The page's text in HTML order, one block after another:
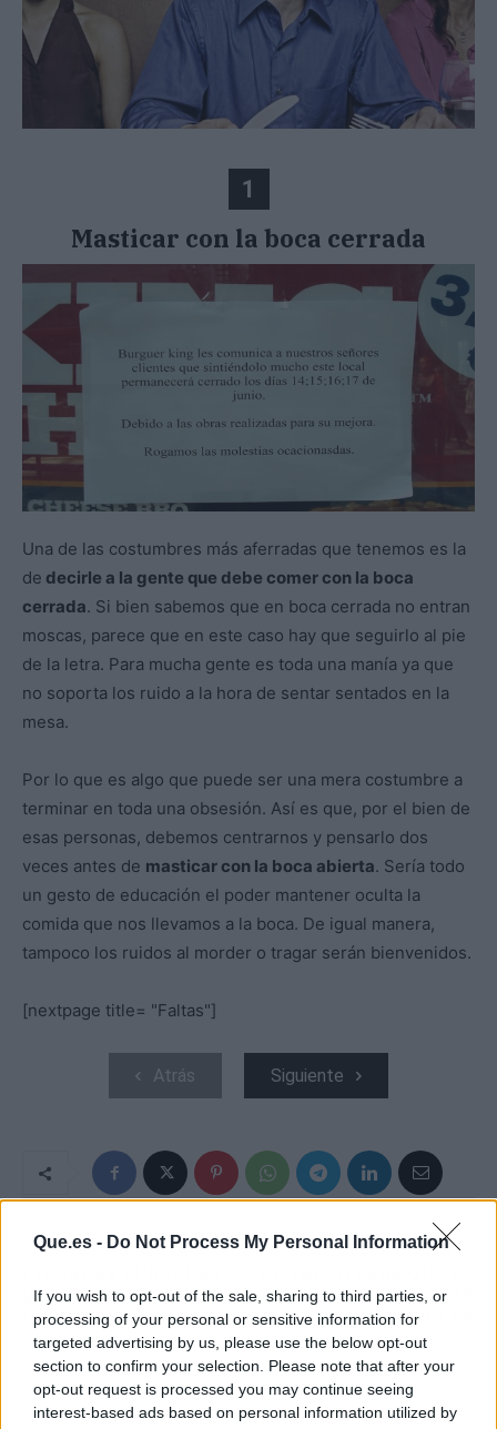
Que.es - Do Not Process My Personal Information
If you wish to opt-out of the sale, sharing to third parties, or
processing of your personal or sensitive information for
targeted advertising by us, please use the below opt-out
section to confirm your selection. Please note that after your
opt-out request is processed you may continue seeing
interest-based ads based on personal information utilized by
1
Masticar con la boca cerrada
Una de las costumbres más aferradas que tenemos es la
de decirle a la gente que debe comer con la boca
cerrada. Si bien sabemos que en boca cerrada no entran
moscas, parece que en este caso hay que seguirlo al pie
de la letra. Para mucha gente es toda una manía ya que
no soporta los ruido a la hora de sentar sentados en la
mesa.
Por lo que es algo que puede ser una mera costumbre a
terminar en toda una obsesión. Así es que, por el bien de
esas personas, debemos centrarnos y pensarlo dos
veces antes de masticar con la boca abierta. Sería todo
un gesto de educación el poder mantener oculta la
comida que nos llevamos a la boca. De igual manera,
tampoco los ruidos al morder o tragar serán bienvenidos.
[nextpage title= "Faltas"]
Atrás Siguiente
ARTÍCULO ANTERIOR
QUE PARECEN DE
CUENTO
ARTÍCULO SIGUIENTE
VELLO CORPORAL DEJE
DE CRECER